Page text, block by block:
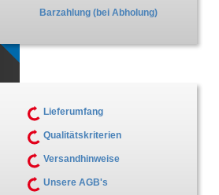
Barzahlung (bei Abholung)
Lieferumfang
Qualitätskriterien
Versandhinweise
Unsere AGB's